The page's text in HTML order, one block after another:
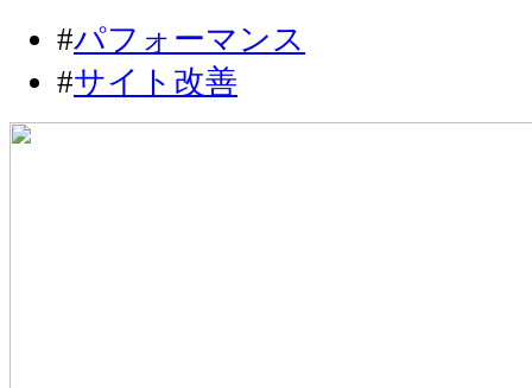
#パフォーマンス
#サイト改善